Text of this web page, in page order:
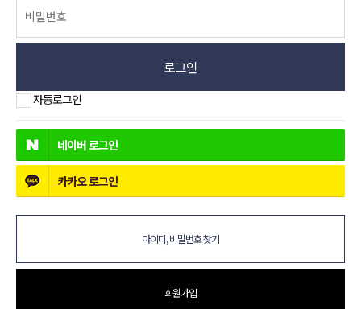
로그인
자동로그인
네이버 로그인
카카오로그인
아이디, 비밀번호 찾기
회원가입